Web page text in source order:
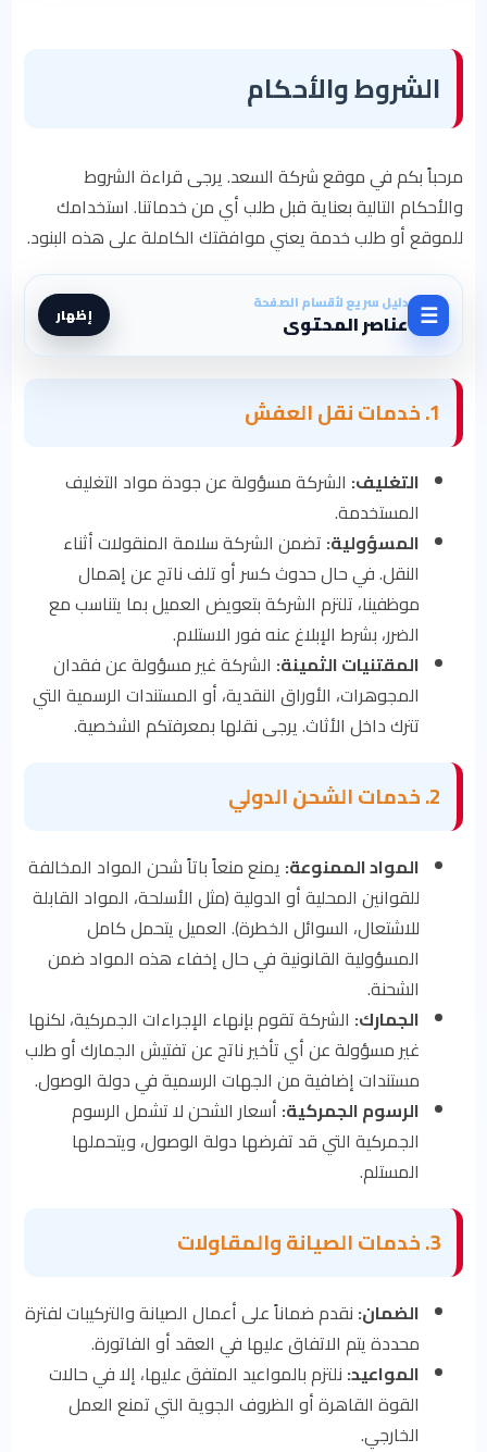
الشروط والأحكام
مرحباً بكم في موقع شركة السعد. يرجى قراءة الشروط
والأحكام التالية بعناية قبل طلب أي من خدماتنا. استخدامك
للموقع أو طلب خدمة يعني موافقتك الكاملة على هذه البنود.
☰ دليل سريع لأقسام الصفحة
عناصر المحتوى إظهار
1. خدمات نقل العفش
التغليف: الشركة مسؤولة عن جودة مواد التغليف
المستخدمة.
المسؤولية: تضمن الشركة سلامة المنقولات أثناء
النقل. في حال حدوث كسر أو تلف ناتج عن إهمال
موظفينا، تلتزم الشركة بتعويض العميل بما يتناسب مع
الضرر، بشرط الإبلاغ عنه فور الاستلام.
المقتنيات الثمينة: الشركة غير مسؤولة عن فقدان
المجوهرات، الأوراق النقدية، أو المستندات الرسمية التي
تترك داخل الأثاث. يرجى نقلها بمعرفتكم الشخصية.
2. خدمات الشحن الدولي
المواد الممنوعة: يمنع منعاً باتاً شحن المواد المخالفة
للقوانين المحلية أو الدولية (مثل الأسلحة، المواد القابلة
للاشتعال، السوائل الخطرة). العميل يتحمل كامل
المسؤولية القانونية في حال إخفاء هذه المواد ضمن
الشحنة.
الجمارك: الشركة تقوم بإنهاء الإجراءات الجمركية، لكنها
غير مسؤولة عن أي تأخير ناتج عن تفتيش الجمارك أو طلب
مستندات إضافية من الجهات الرسمية في دولة الوصول.
الرسوم الجمركية: أسعار الشحن لا تشمل الرسوم
الجمركية التي قد تفرضها دولة الوصول، ويتحملها
المستلم.
3. خدمات الصيانة والمقاولات
الضمان: نقدم ضماناً على أعمال الصيانة والتركيبات لفترة
محددة يتم الاتفاق عليها في العقد أو الفاتورة.
المواعيد: نلتزم بالمواعيد المتفق عليها، إلا في حالات
القوة القاهرة أو الظروف الجوية التي تمنع العمل
الخارجي.